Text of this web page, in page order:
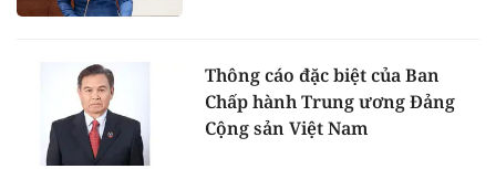
Thông cáo đặc biệt của Ban
Chấp hành Trung ương Đảng
Cộng sản Việt Nam